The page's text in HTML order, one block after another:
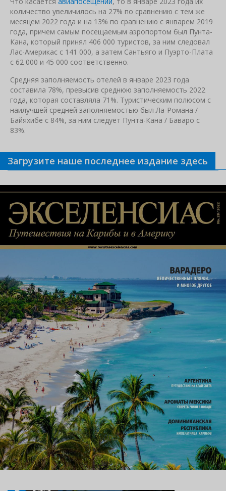
количество увеличилось на 27% по сравнению с тем же
месяцем 2022 года и на 13% по сравнению с январем 2019
года, причем самым посещаемым аэропортом был Пунта-
Кана, который принял 406 000 туристов, за ним следовал
Лас-Америкас с 141 000, а затем Сантьяго и Пуэрто-Плата
с 62 000 и 45 000 соответственно.
Средняя заполняемость отелей в январе 2023 года
составила 78%, превысив среднюю заполняемость 2022
года, которая составляла 71%. Туристическим полюсом с
наилучшей средней заполняемостью был Ла-Романа /
Байяхибе с 84%, за ним следует Пунта-Кана / Баваро с
83%.
Связанные новости
Загрузите наше последнее издание здесь